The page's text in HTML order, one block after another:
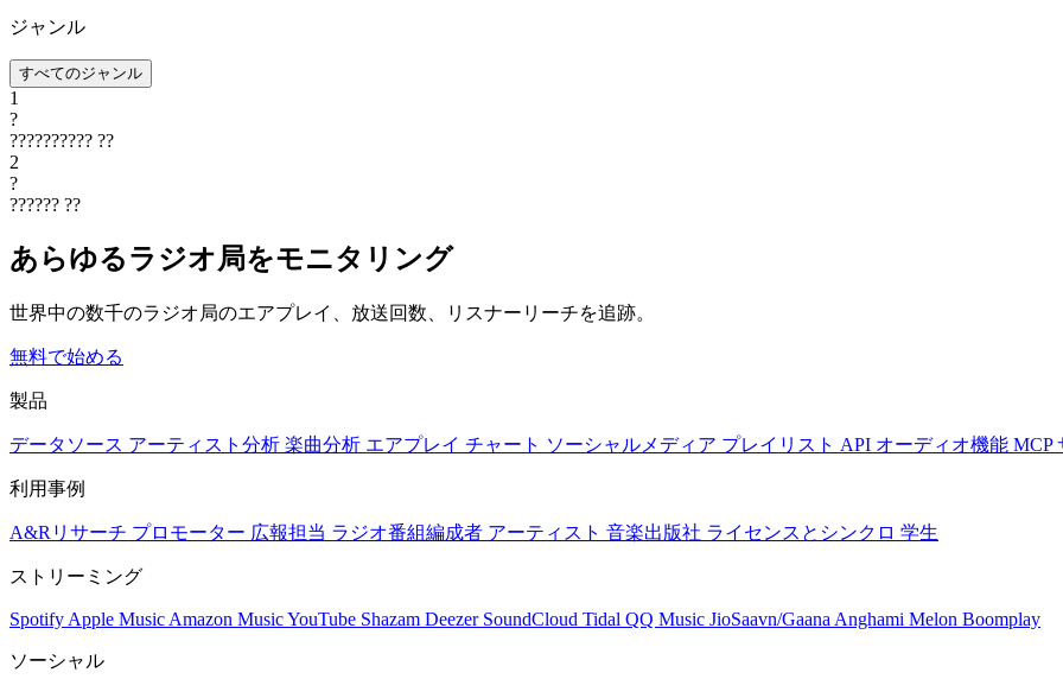
ジャンル
すべてのジャンル
1
?
?????????? ??
2
?
?????? ??
あらゆるラジオ局をモニタリング
世界中の数千のラジオ局のエアプレイ、放送回数、リスナーリーチを追跡。
無料で始める
製品
データソース アーティスト分析 楽曲分析 エアプレイ チャート ソーシャルメディア プレイリスト API オーディオ機能 MCP
利用事例
A&Rリサーチ プロモーター 広報担当 ラジオ番組編成者 アーティスト 音楽出版社 ライセンスとシンクロ 学生
ストリーミング
Spotify Apple Music Amazon MusicYouTube Shazam Deezer SoundCloud Tidal QQ Music JioSaavn/Gaana Anghami Melon Boomplay
ソーシャル